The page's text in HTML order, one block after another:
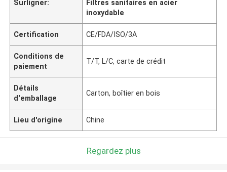
Surligner:
Filtres sanitaires en acier
inoxydable
Certification CE/FDA/ISO/3A
Conditions de
paiement
T/T, L/C, carte de crédit
Détails
d'emballage
Carton, boîtier en bois
Lieu d'origine Chine
Regardez plus